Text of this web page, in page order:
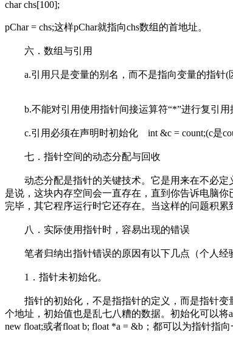
char chs[100];
pChar = chs;这样pChar就指向chs数组的首地址。
六．数组与引用
a.引用只是变量的别名，而不是指向变量的指针(
b.不能对引用使用指针间接运算符“*”进行复引用
c.引用必须在声明时初始化 int &c = count;(c是
七．指针空间的动态分配与回收
动态分配是指针的关键技术。它是用来在不必定
是说，这块内存空间会一直存在，直到你告诉电脑
完毕，其它程序运行时它还存在。当这样的问题积
八．实际使用指针时，容易出现的错误
笔者归纳出指针错误的原因有以下几点（个人经
1．指针未初始化。
指针的初始化，不是指指针的定义，而是指针变量
个地址，初始值也是乱七八糟的数据。初始化可以
new float;或者float b; float *a = &b；都可以为指针指